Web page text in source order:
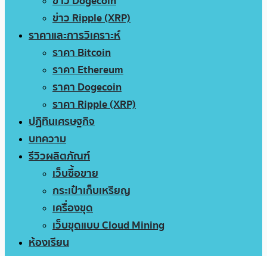
ข่าว Ripple (XRP)
ราคาและการวิเคราะห์
ราคา Bitcoin
ราคา Ethereum
ราคา Dogecoin
ราคา Ripple (XRP)
ปฏิทินเศรษฐกิจ
บทความ
รีวิวผลิตภัณฑ์
เว็บซื้อขาย
กระเป๋าเก็บเหรียญ
เครื่องขุด
เว็บขุดแบบ Cloud Mining
ห้องเรียน